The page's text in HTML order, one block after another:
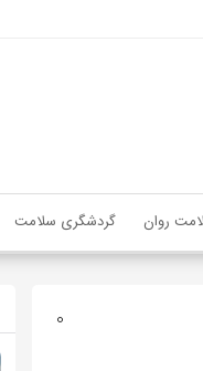
روان گردشگری سلامت
0